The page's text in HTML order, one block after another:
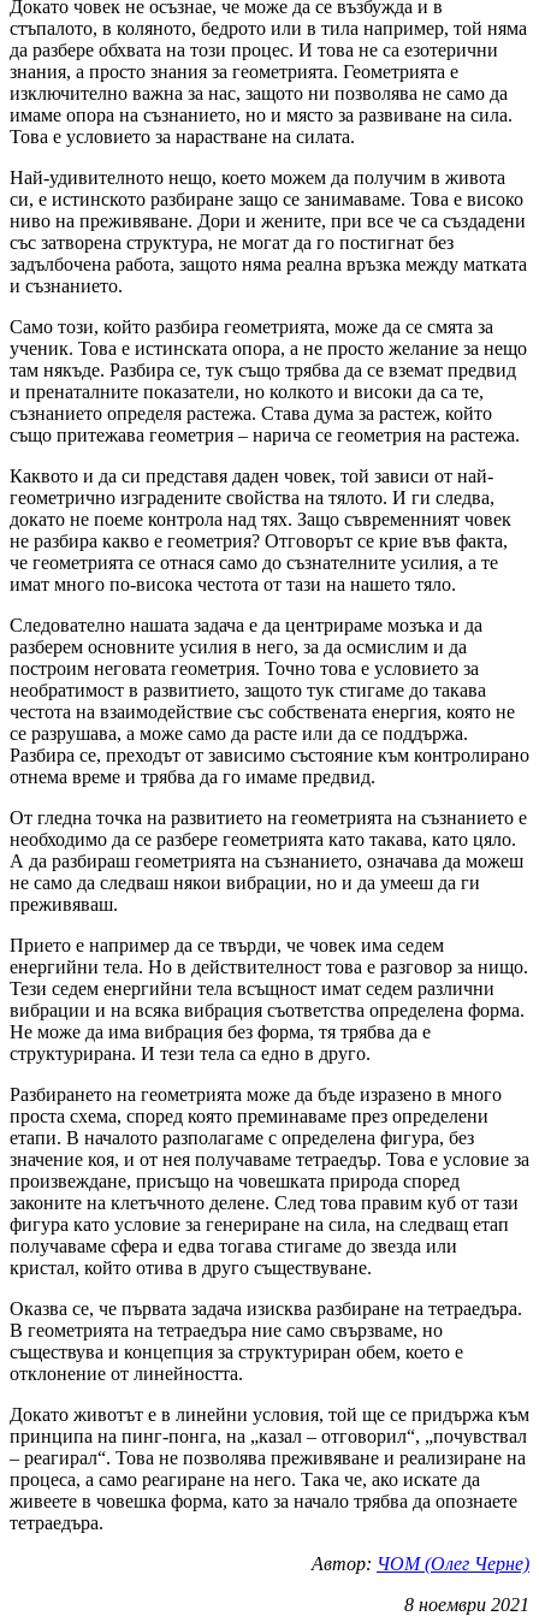
Докато човек не осъзнае, че може да се възбужда и в
стъпалото, в коляното, бедрото или в тила например, той няма
да разбере обхвата на този процес. И това не са езотерични
знания, а просто знания за геометрията. Геометрията е
изключително важна за нас, защото ни позволява не само да
имаме опора на съзнанието, но и място за развиване на сила.
Това е условието за нарастване на силата.
Най-удивителното нещо, което можем да получим в живота
си, е истинското разбиране защо се занимаваме. Това е високо
ниво на преживяване. Дори и жените, при все че са създадени
със затворена структура, не могат да го постигнат без
задълбочена работа, защото няма реална връзка между матката
и съзнанието.
Само този, който разбира геометрията, може да се смята за
ученик. Това е истинската опора, а не просто желание за нещо
там някъде. Разбира се, тук също трябва да се вземат предвид
и пренаталните показатели, но колкото и високи да са те,
съзнанието определя растежа. Става дума за растеж, който
също притежава геометрия – нарича се геометрия на растежа.
Каквото и да си представя даден човек, той зависи от най-
геометрично изградените свойства на тялото. И ги следва,
докато не поеме контрола над тях. Защо съвременният човек
не разбира какво е геометрия? Отговорът се крие във факта,
че геометрията се отнася само до съзнателните усилия, а те
имат много по-висока честота от тази на нашето тяло.
Следователно нашата задача е да центрираме мозъка и да
разберем основните усилия в него, за да осмислим и да
построим неговата геометрия. Точно това е условието за
необратимост в развитието, защото тук стигаме до такава
честота на взаимодействие със собствената енергия, която не
се разрушава, а може само да расте или да се поддържа.
Разбира се, преходът от зависимо състояние към контролирано
отнема време и трябва да го имаме предвид.
От гледна точка на развитието на геометрията на съзнанието е
необходимо да се разбере геометрията като такава, като цяло.
А да разбираш геометрията на съзнанието, означава да можеш
не само да следваш някои вибрации, но и да умееш да ги
преживяваш.
Прието е например да се твърди, че човек има седем
енергийни тела. Но в действителност това е разговор за нищо.
Тези седем енергийни тела всъщност имат седем различни
вибрации и на всяка вибрация съответства определена форма.
Не може да има вибрация без форма, тя трябва да е
структурирана. И тези тела са едно в друго.
Разбирането на геометрията може да бъде изразено в много
проста схема, според която преминаваме през определени
етапи. В началото разполагаме с определена фигура, без
значение коя, и от нея получаваме тетраедър. Това е условие за
произвеждане, присъщо на човешката природа според
законите на клетъчното делене. След това правим куб от тази
фигура като условие за генериране на сила, на следващ етап
получаваме сфера и едва тогава стигаме до звезда или
кристал, който отива в друго съществуване.
Оказва се, че първата задача изисква разбиране на тетраедъра.
В геометрията на тетраедъра ние само свързваме, но
съществува и концепция за структуриран обем, което е
отклонение от линейността.
Докато животът е в линейни условия, той ще се придържа към
принципа на пинг-понга, на „казал – отговорил“, „почувствал
– реагирал“. Това не позволява преживяване и реализиране на
процеса, а само реагиране на него. Така че, ако искате да
живеете в човешка форма, като за начало трябва да опознаете
тетраедъра.
Автор: ЧОМ (Олег Черне)
8 ноември 2021